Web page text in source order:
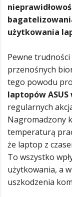
użytkowania
Pewne
przenośnych
tego powodu
laptopów
regularnych
Nagromadzony
temperaturą
że laptop z
To wszystko
użytkowania, a
uszkodzenia